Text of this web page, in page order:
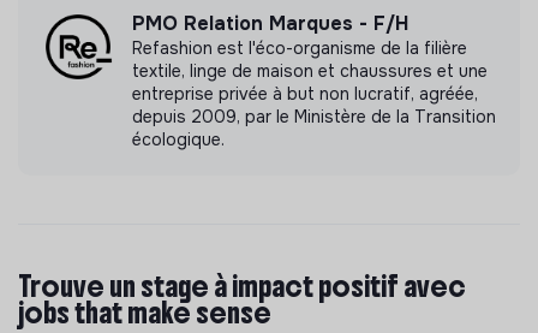
PMO Relation Marques - F/H
Refashion est l'éco-organisme de la filière
textile, linge de maison et chaussures et une
entreprise privée à but non lucratif, agréée,
depuis 2009, par le Ministère de la Transition
écologique.
Trouve un stage à impact positif avec
jobs that make sense